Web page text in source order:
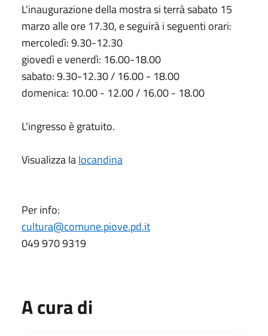
L'inaugurazione della mostra si terrà sabato 15
marzo alle ore 17.30, e seguirà i seguenti orari:
mercoledì: 9.30-12.30
giovedì e venerdì: 16.00-18.00
sabato: 9.30-12.30 / 16.00 - 18.00
domenica: 10.00 - 12.00 / 16.00 - 18.00
L'ingresso è gratuito.
Visualizza lalocandina
Per info:
cultura@comune.piove.pd.it
049 970 9319
A cura di